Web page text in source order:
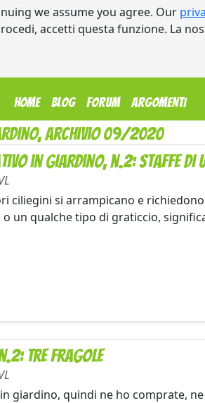
we assume you agree. Our
accetti questa funzione. La
Home(current)
Blog Forum Argomenti
archivio 09/2020
in giardino, n.2: staffe di
ciliegini si arrampicano e
un qualche tipo di graticcio,
tre fragole
giardino, quindi ne ho comprate,